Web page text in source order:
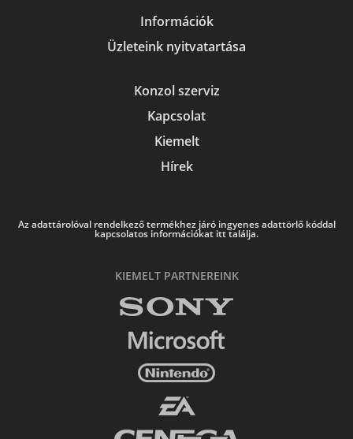
Információk
Üzleteink nyitvatartása
Konzol szerviz
Kapcsolat
Kiemelt
Hírek
Az adattárolóval rendelkező termékhez járó ingyenes adattörlő kóddal
kapcsolatos információkat itt találja.
KIEMELT PARTNEREINK